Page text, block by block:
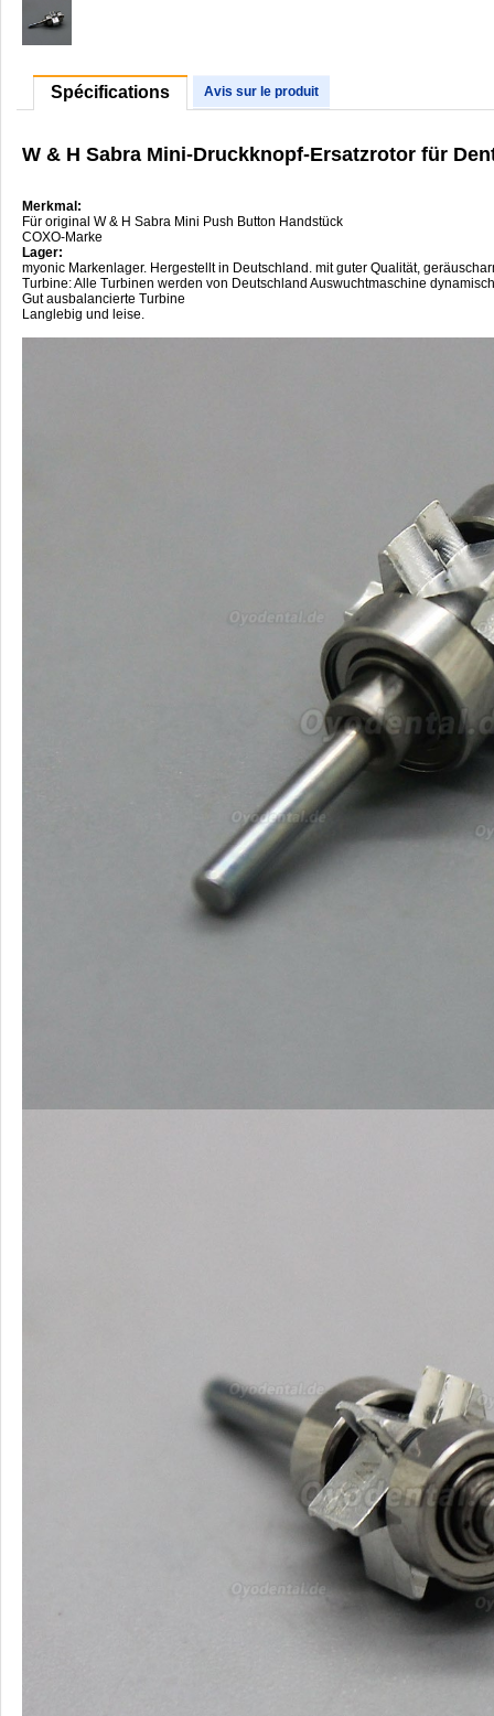
Spécifications Avis sur le produit
W & H Sabra Mini-Druckknopf-Ersatzrotor für
Merkmal:
Für original W & H Sabra Mini Push Button Handstück
COXO-Marke
Lager:
myonic Markenlager. Hergestellt in Deutschland. mit guter Qualität,
Turbine: Alle Turbinen werden von Deutschland Auswuchtmaschine
Gut ausbalancierte Turbine
Langlebig und leise.